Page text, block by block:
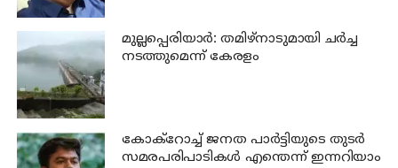
മുല്ലപ്പെരിയാര്‍: തമിഴ്‌നാടുമായി ചര്‍ച്ച
നടത്തുമെന്ന് കേരളം
കോക്റോച്ച് ജനത പാര്‍ട്ടിയുടെ തുടര്‍
സമരപരിപാടികള്‍ എന്തെന്ന് ഇന്നറിയാം